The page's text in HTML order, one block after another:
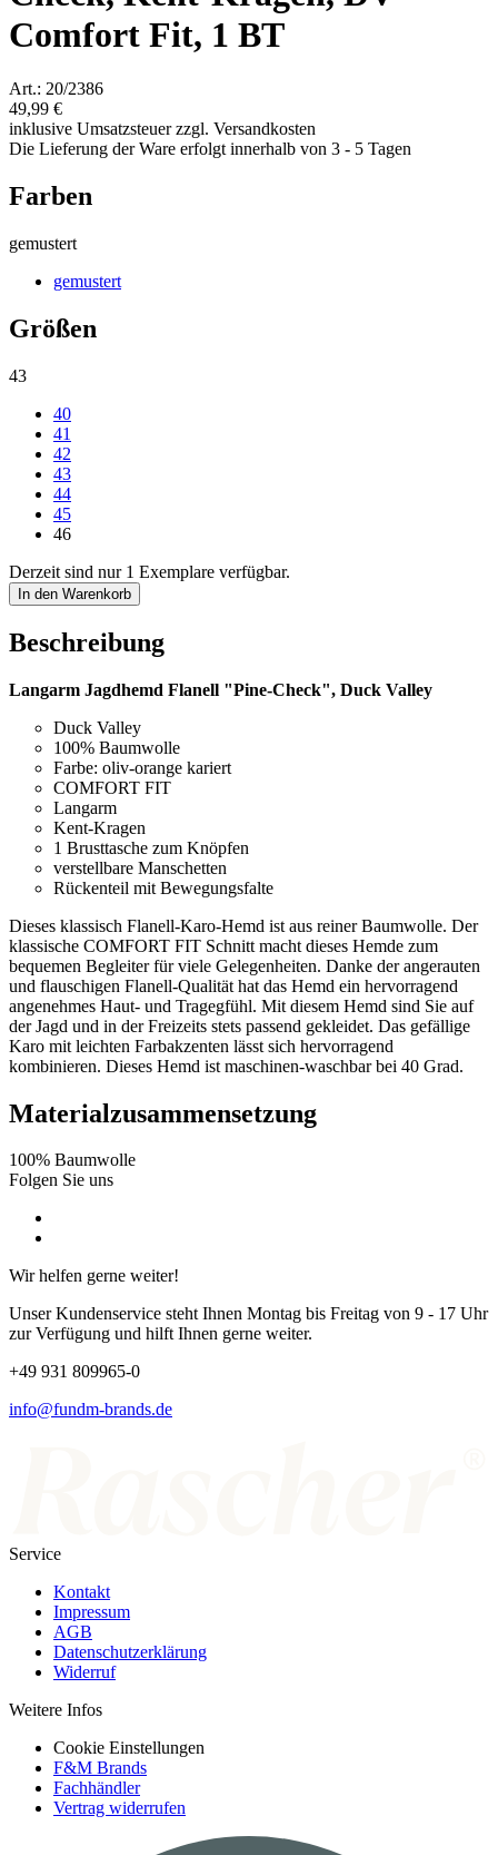
Comfort Fit, 1 BT
Art.: 20/2386
49,99 €
inklusive Umsatzsteuer zzgl. Versandkosten
Die Lieferung der Ware erfolgt innerhalb von 3 - 5 Tagen
Farben
gemustert
gemustert
Größen
43
40
41
42
43
44
45
46
Derzeit sind nur 1 Exemplare verfügbar.
In den Warenkorb
Beschreibung
Langarm Jagdhemd Flanell "Pine-Check", Duck Valley
Duck Valley
100% Baumwolle
Farbe: oliv-orange kariert
COMFORT FIT
Langarm
Kent-Kragen
1 Brusttasche zum Knöpfen
verstellbare Manschetten
Rückenteil mit Bewegungsfalte
Dieses klassisch Flanell-Karo-Hemd ist aus reiner Baumwolle. Der
klassische COMFORT FIT Schnitt macht dieses Hemde zum
bequemen Begleiter für viele Gelegenheiten. Danke der angerauten
und flauschigen Flanell-Qualität hat das Hemd ein hervorragend
angenehmes Haut- und Tragegfühl. Mit diesem Hemd sind Sie auf
der Jagd und in der Freizeits stets passend gekleidet. Das gefällige
Karo mit leichten Farbakzenten lässt sich hervorragend
kombinieren. Dieses Hemd ist maschinen-waschbar bei 40 Grad.
Materialzusammensetzung
100% Baumwolle
Folgen Sie uns
Wir helfen gerne weiter!
Unser Kundenservice steht Ihnen Montag bis Freitag von 9 - 17 Uhr
zur Verfügung und hilft Ihnen gerne weiter.
+49 931 809965-0
info@fundm-brands.de
Service
Kontakt
Impressum
AGB
Datenschutzerklärung
Widerruf
Weitere Infos
Cookie Einstellungen
F&M Brands
Fachhändler
Vertrag widerrufen